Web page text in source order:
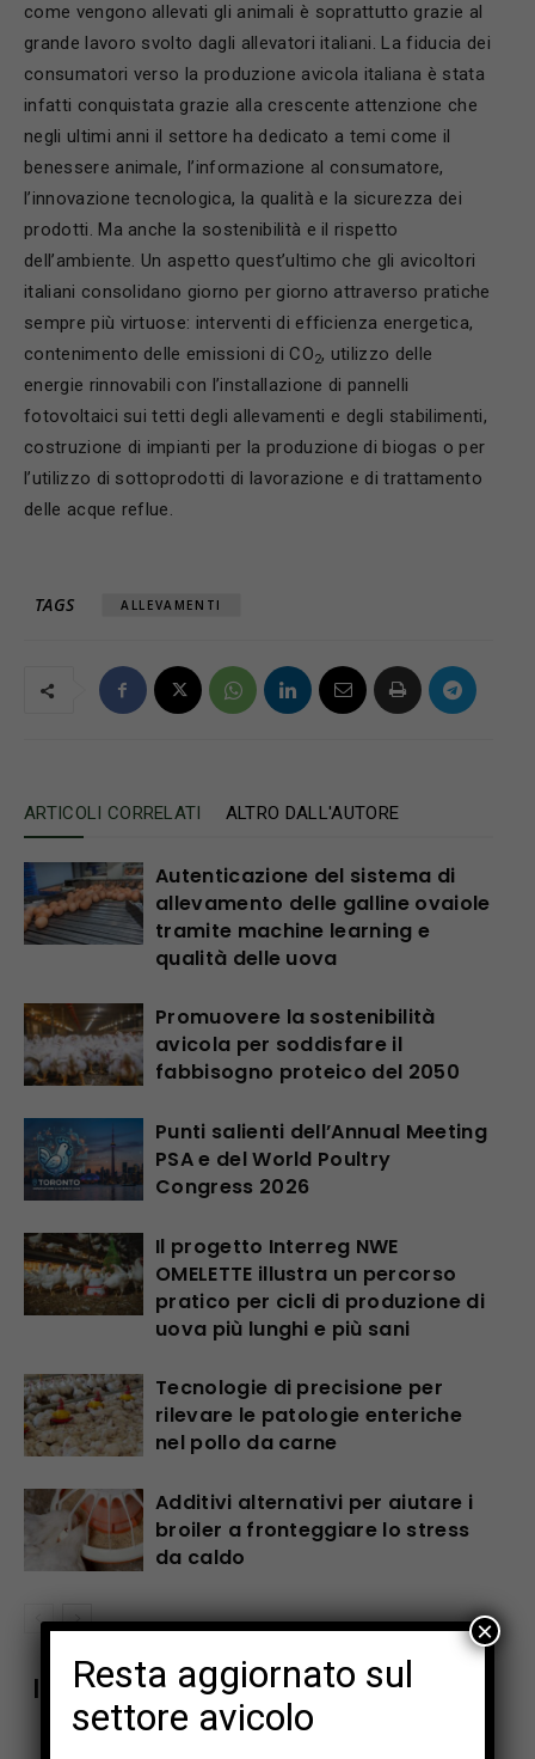
come vengono allevati gli animali è soprattutto grazie al
grande lavoro svolto dagli allevatori italiani. La fiducia dei
consumatori verso la produzione avicola italiana è stata
infatti conquistata grazie alla crescente attenzione che
negli ultimi anni il settore ha dedicato a temi come il
benessere animale, l’informazione al consumatore,
l’innovazione tecnologica, la qualità e la sicurezza dei
prodotti. Ma anche la sostenibilità e il rispetto
dell’ambiente. Un aspetto quest’ultimo che gli avicoltori
italiani consolidano giorno per giorno attraverso pratiche
sempre più virtuose: interventi di efficienza energetica,
contenimento delle emissioni di CO2, utilizzo delle
energie rinnovabili con l’installazione di pannelli
fotovoltaici sui tetti degli allevamenti e degli stabilimenti,
costruzione di impianti per la produzione di biogas o per
l’utilizzo di sottoprodotti di lavorazione e di trattamento
delle acque reflue.
TAGS ALLEVAMENTI
ARTICOLI CORRELATI ALTRO DALL'AUTORE
Autenticazione del sistema di
allevamento delle galline ovaiole
tramite machine learning e
qualità delle uova
Promuovere la sostenibilità
avicola per soddisfare il
fabbisogno proteico del 2050
Punti salienti dell’Annual Meeting
PSA e del World Poultry
Congress 2026
Il progetto Interreg NWE
OMELETTE illustra un percorso
pratico per cicli di produzione di
uova più lunghi e più sani
Tecnologie di precisione per
rilevare le patologie enteriche
nel pollo da carne
Additivi alternativi per aiutare i
broiler a fronteggiare lo stress
da caldo
Iscriviti alla newsletter di Zootecnica
Ricevi una selezione dei contenuti più rilevanti del settore
Resta aggiornato sul
settore avicolo
×